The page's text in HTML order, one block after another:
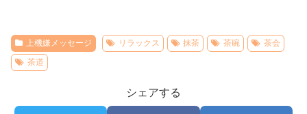
上機嫌メッセージ リラックス 抹茶 茶碗
茶会
茶道
シェアする